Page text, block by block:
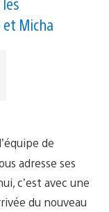
Micha
de
adresse ses
c’est avec une
du nouveau